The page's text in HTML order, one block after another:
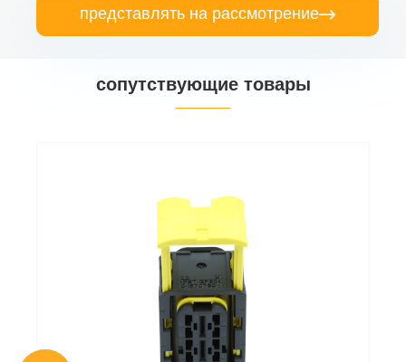
представлять на рассмотрение
сопутствующие товары